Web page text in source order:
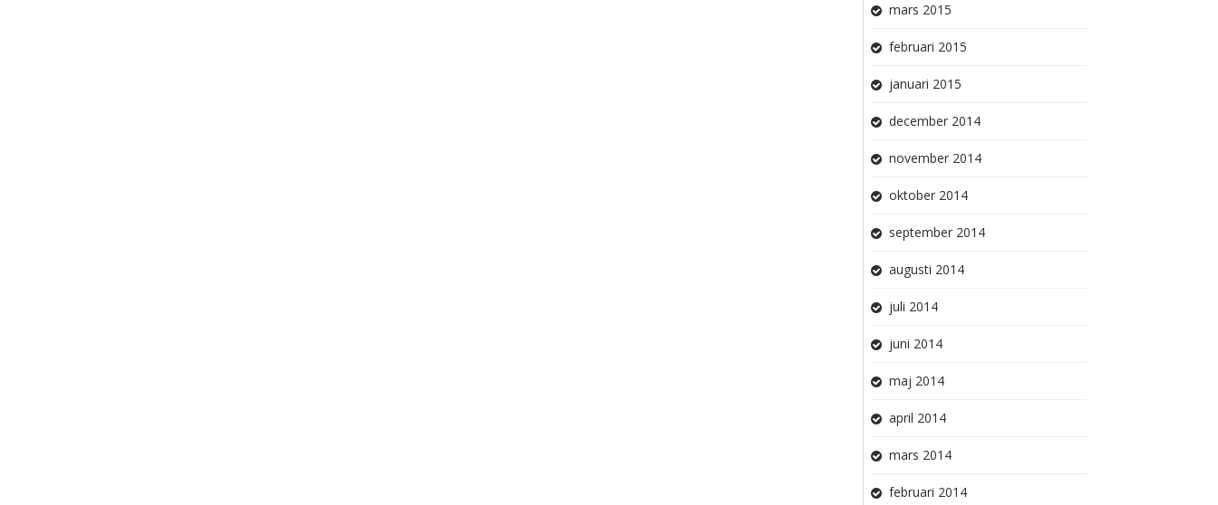
mars 2015
februari 2015
januari 2015
december 2014
november 2014
oktober 2014
september 2014
augusti 2014
juli 2014
juni 2014
maj 2014
april 2014
mars 2014
februari 2014